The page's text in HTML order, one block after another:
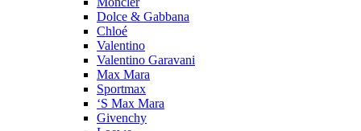
Dolce & Gabbana
Chloé
Valentino
Valentino Garavani
Max Mara
Sportmax
‘S Max Mara
Givenchy